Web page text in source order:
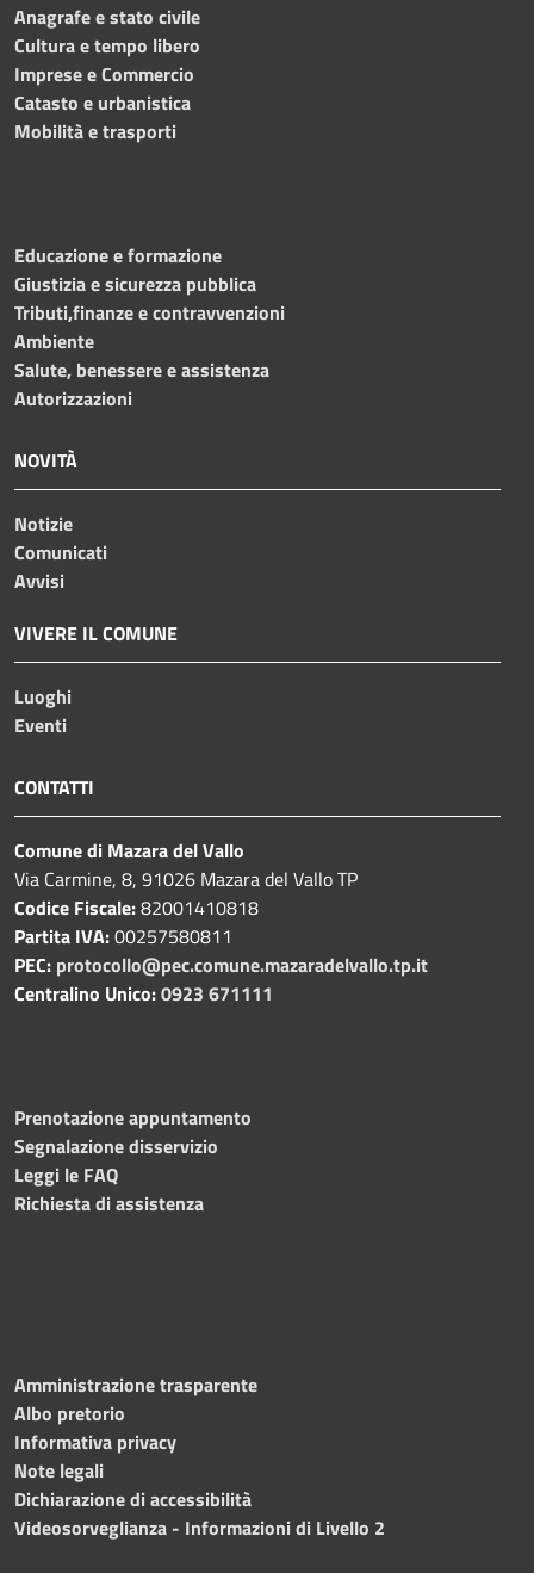
Anagrafe e stato civile
Cultura e tempo libero
Imprese e Commercio
Catasto e urbanistica
Mobilità e trasporti
Educazione e formazione
Giustizia e sicurezza pubblica
Tributi,finanze e contravvenzioni
Ambiente
Salute, benessere e assistenza
Autorizzazioni
NOVITÀ
Notizie
Comunicati
Avvisi
VIVERE IL COMUNE
Luoghi
Eventi
CONTATTI
Comune di Mazara del Vallo
Via Carmine, 8, 91026 Mazara del Vallo TP
Codice Fiscale:82001410818
Partita IVA:00257580811
PEC: protocollo@pec.comune.mazaradelvallo.tp.it
Centralino Unico:0923 671111
Prenotazione appuntamento
Segnalazione disservizio
Leggi le FAQ
Richiesta di assistenza
Amministrazione trasparente
Albo pretorio
Informativa privacy
Note legali
Dichiarazione di accessibilità
Videosorveglianza - Informazioni di Livello 2